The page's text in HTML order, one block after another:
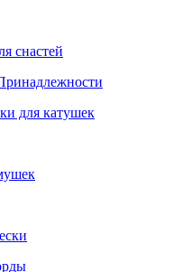
снастей
для катушек